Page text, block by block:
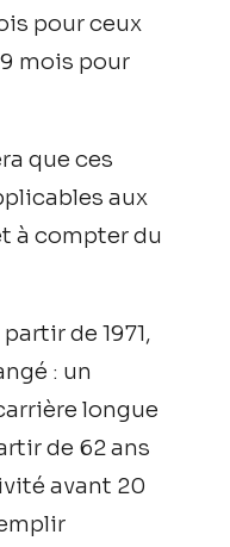
pour ceux
9 mois pour
que ces
aux
à compter du
de 1971,
: un
longue
de 62 ans
avant 20